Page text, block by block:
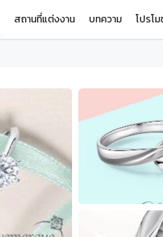
สถานที่แต่งงาน บทความ โปรโ